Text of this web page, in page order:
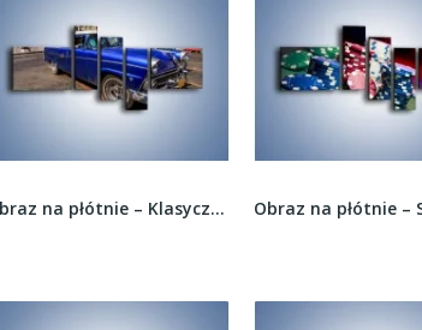
Obraz na płótnie – Klasyczna taksówka na...